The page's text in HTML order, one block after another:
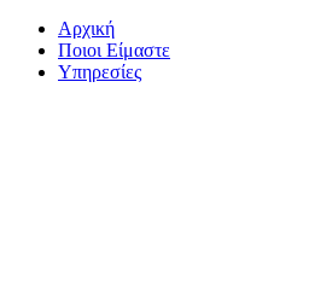
Αρχική
Ποιοι Είμαστε
Υπηρεσίες